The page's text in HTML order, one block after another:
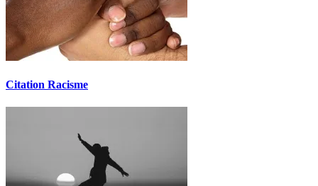
Citation Racisme